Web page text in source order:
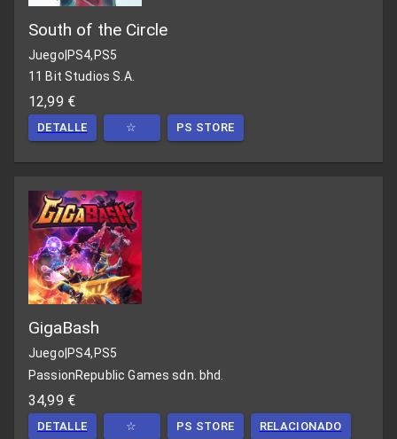
South of the Circle
Juego|PS4,PS5
11 Bit Studios S.A.
12,99 €
DETALLE ☆ PS STORE
GigaBash
Juego PS4,PS5
PassionRepublic Games sdn. bhd.
34,99 €
DETALLE ☆ PS STORE RELACIONADO